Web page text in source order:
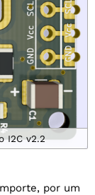
I2C v2.2
por um